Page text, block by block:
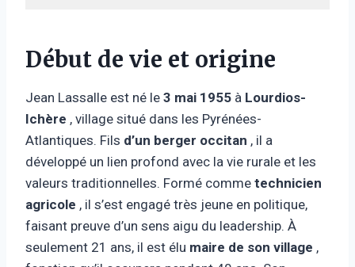
Début de vie et origine
Jean Lassalle est né le 3 mai 1955 à Lourdios-
Ichère , village situé dans les Pyrénées-
Atlantiques. Fils d’un berger occitan , il a
développé un lien profond avec la vie rurale et les
valeurs traditionnelles. Formé comme technicien
agricole , il s’est engagé très jeune en politique,
faisant preuve d’un sens aigu du leadership. À
seulement 21 ans, il est élu maire de son village ,